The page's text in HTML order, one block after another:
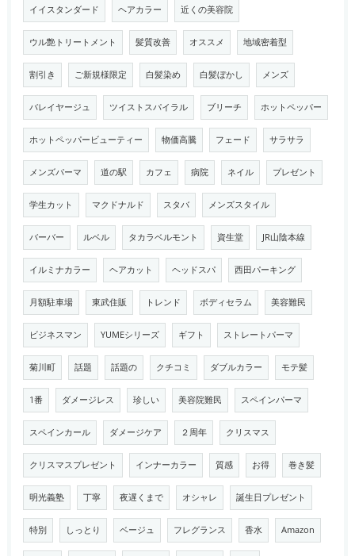
イイスタンダード ヘアカラー 近くの美容院
ウル艶トリートメント 髪質改善 オススメ 地域密着型
割引き ご新規様限定 白髪染め 白髪ぼかし メンズ
バレイヤージュ ツイストスパイラル ブリーチ ホットペッパー
ホットペッパービューティー 物価高騰 フェード サラサラ
メンズパーマ 道の駅 カフェ 病院 ネイル プレゼント
学生カット マクドナルド スタバ メンズスタイル
バーバー ルベル タカラベルモント 資生堂 JR山陰本線
イルミナカラー ヘアカット ヘッドスパ 西田パーキング
月額駐車場 東武住販 トレンド ボディセラム 美容難民
ビジネスマン YUMEシリーズ ギフト ストレートパーマ
菊川町 話題 話題の クチコミ ダブルカラー モテ髪
1番 ダメージレス 珍しい 美容院難民 スペインパーマ
スペインカール ダメージケア ２周年 クリスマス
クリスマスプレゼント インナーカラー 質感 お得 巻き髪
明光義塾 丁寧 夜遅くまで オシャレ 誕生日プレゼント
特別 しっとり ベージュ フレグランス 香水 Amazon